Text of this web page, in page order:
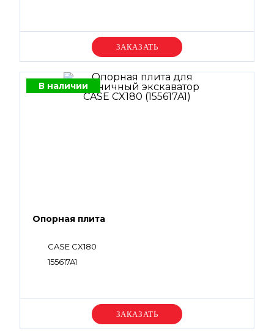
Уточняйте цену
В наличии
Опорная плита
CASE CX180
155617A1
Уточняйте цену